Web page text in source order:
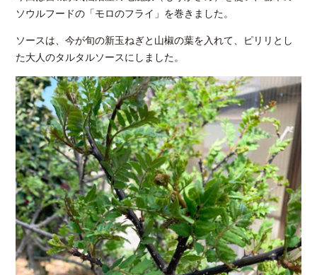
ソウルフードの「モロのフライ」を巻きました。
ソースは、今が旬の新玉ねぎと山椒の葉を入れて、ピリリとし
た大人のタルタルソースにしました。